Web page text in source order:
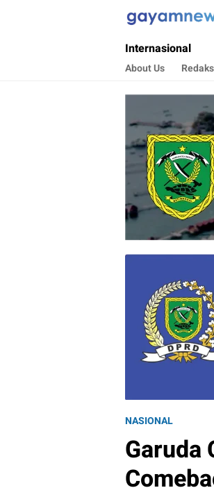
Gayamnews.com
Budaya Baca Berita
Internasional
About Us
NASIONAL
Garuda